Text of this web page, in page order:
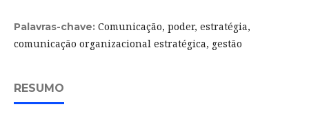
Palavras-chave: Comunicação, poder, estratégia,
comunicação organizacional estratégica, gestão
RESUMO